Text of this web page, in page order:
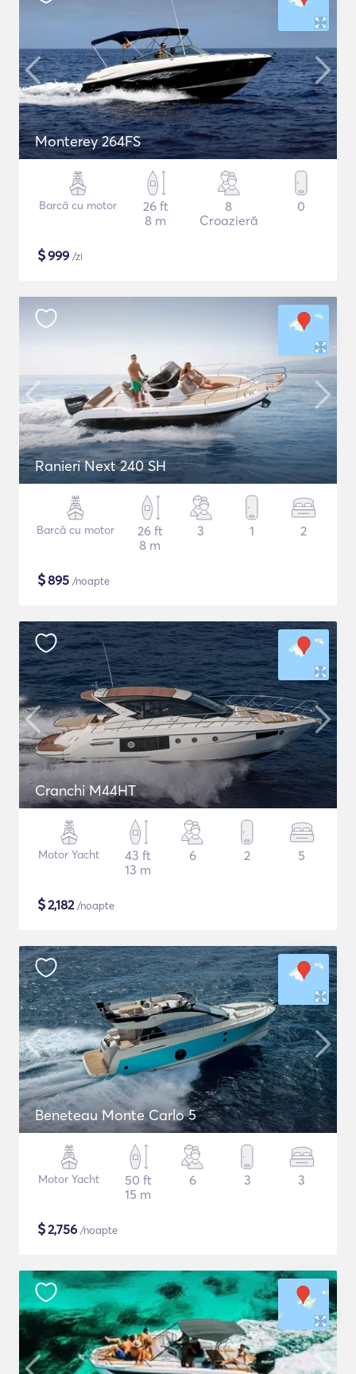
Monterey 264FS
Barcă cu motor
26 ft
8 m
8
Croazieră
0
$999 /zi
Ranieri Next 240 SH
Barcă cu motor
26 ft
8 m
3 1 2
$895 /noapte
Cranchi M44HT
Motor Yacht
43 ft
13 m
6 2 5
$2,182/noapte
Beneteau Monte Carlo 5
Motor Yacht
50 ft
15 m
6 3 3
$2,756 /noapte